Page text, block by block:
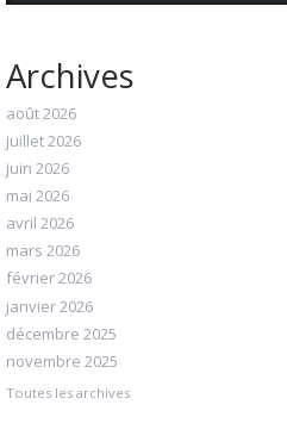
Archives
août 2026
juillet 2026
juin 2026
mai 2026
avril 2026
mars 2026
février 2026
janvier 2026
décembre 2025
novembre 2025
Toutes les archives